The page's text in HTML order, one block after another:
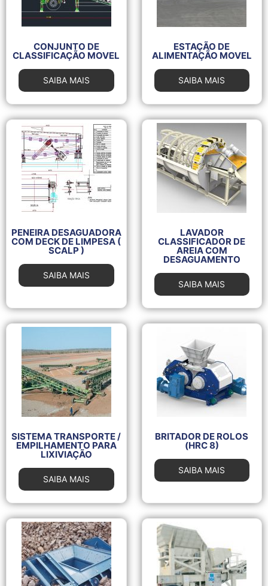
CONJUNTO DE
CLASSIFICAÇÃO MOVEL
SAIBA MAIS
ESTAÇÃO DE
ALIMENTAÇÃO MOVEL
SAIBA MAIS
PENEIRA DESAGUADORA
COM DECK DE LIMPESA (
SCALP )
SAIBA MAIS
LAVADOR
CLASSIFICADOR DE
AREIA COM
DESAGUAMENTO
SAIBA MAIS
SISTEMA TRANSPORTE /
EMPILHAMENTO PARA
LIXIVIAÇÃO
SAIBA MAIS
BRITADOR DE ROLOS
(HRC 8)
SAIBA MAIS